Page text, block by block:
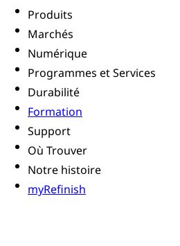
Produits
Marchés
Numérique
Programmes et Services
Durabilité
Formation
Support
Où Trouver
Notre histoire
myRefinish